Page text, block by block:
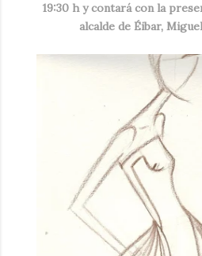
19:30 h y contará con la
alcalde de Éibar,